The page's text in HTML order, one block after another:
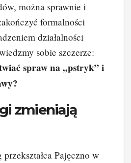
można sprawnie i
formalności
działalności
sobie szczerze:
spraw na „pstryk” i
zmieniają
przekształca Pajęczno w